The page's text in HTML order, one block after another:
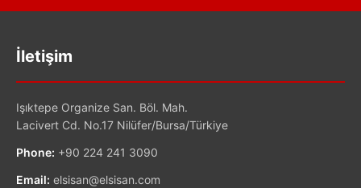
İletişim
Işıktepe Organize San. Böl. Mah.
Lacivert Cd. No.17 Nilüfer/Bursa/Türkiye
Phone: +90 224 241 3090
Email: elsisan@elsisan.com